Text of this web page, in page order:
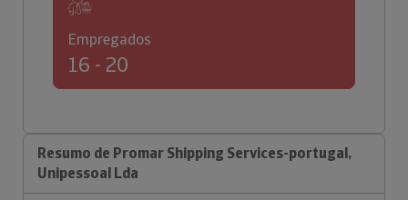
Empregados
16 - 20
Resumo de Promar Shipping Services-portugal,
Unipessoal Lda